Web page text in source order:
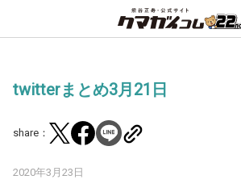
twitterまとめ3月21日
share：
2020年3月23日